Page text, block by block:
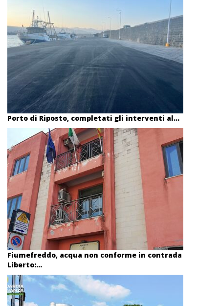
Porto di Riposto, completati gli interventi al...
Fiumefreddo, acqua non conforme in contrada
Liberto:...